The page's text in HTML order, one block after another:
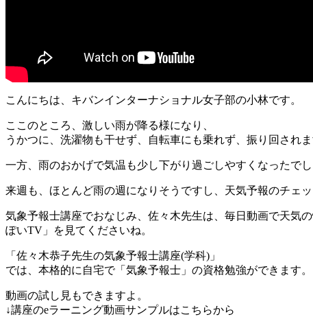
こんにちは、キバンインターナショナル女子部の小林です。
ここのところ、激しい雨が降る様になり、
うかつに、洗濯物も干せず、自転車にも乗れず、振り回されま
一方、雨のおかげで気温も少し下がり過ごしやすくなったでし
来週も、ほとんど雨の週になりそうですし、天気予報のチェ
気象予報士講座でおなじみ、佐々木先生は、毎日動画で天気
ぽいTV」を見てくださいね。
「佐々木恭子先生の気象予報士講座(学科)」
では、本格的に自宅で「気象予報士」の資格勉強ができます。
動画の試し見もできますよ。
↓講座のeラーニング動画サンプルはこちらから